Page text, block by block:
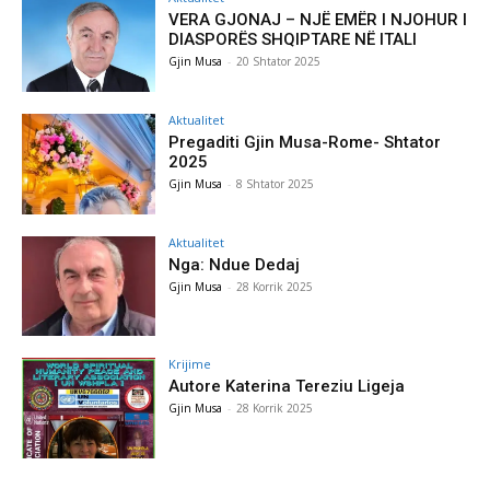
VERA GJONAJ – NJË EMËR I NJOHUR I
DIASPORËS SHQIPTARE NË ITALI
Gjin Musa - 20 Shtator 2025
Aktualitet
Pregaditi Gjin Musa-Rome- Shtator
2025
Gjin Musa - 8 Shtator 2025
Aktualitet
Nga: Ndue Dedaj
Gjin Musa - 28 Korrik 2025
Krijime
Autore Katerina Tereziu Ligeja
Gjin Musa - 28 Korrik 2025